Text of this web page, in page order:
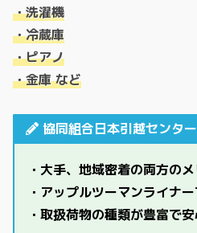
・洗濯機
・冷蔵庫
・ピアノ
・金庫 など
協同組合日本引越センタ
・大手、地域密着の両方の
・アップルツーマンライナ
・取扱荷物の種類が豊富で